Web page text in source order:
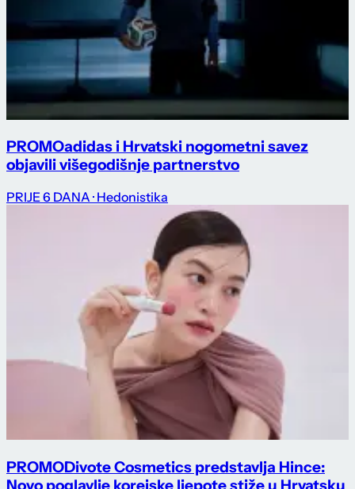
PROMOadidas i Hrvatski nogometni savez
objavili višegodišnje partnerstvo
PRIJE 6 DANA · Hedonistika
PROMODivote Cosmetics predstavlja Hince: